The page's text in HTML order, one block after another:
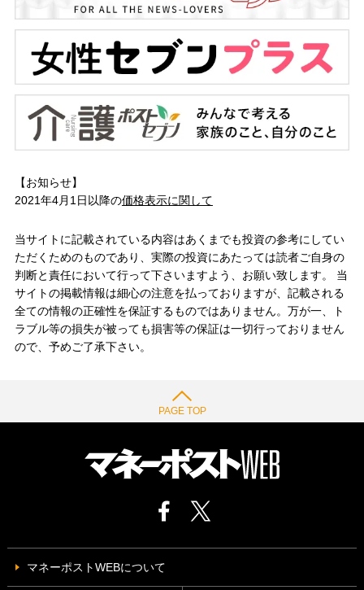
【お知らせ】
2021年4月1日以降の価格表示に関して
当サイトに記載されている内容はあくまでも投資の参考にしてい
ただくためのものであり、実際の投資にあたっては読者ご自身の
判断と責任において行って下さいますよう、お願い致します。 当
サイトの掲載情報は細心の注意を払っておりますが、記載される
全ての情報の正確性を保証するものではありません。万が一、ト
ラブル等の損失が被っても損害等の保証は一切行っておりません
ので、予めご了承下さい。
PAGE TOP
マネーポストWEBについて